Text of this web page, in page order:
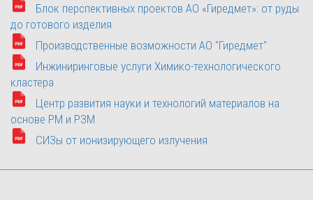
Блок перспективных проектов АО «Гиредмет»: от руды
до готового изделия
Производственные возможности АО "Гиредмет"
Инжиниринговые услуги Химико-технологического
кластера
Центр развития науки и технологий материалов на
основе РМ и РЗМ
СИЗы от ионизирующего излучения